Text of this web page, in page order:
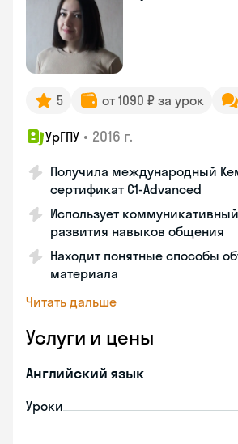
5 от 1090 ₽ за урок
УрГПУ • 2016 г.
Получила международный
сертификат С1-Advanced
Использует
развития навыков общения
Находит понятные способы
материала
Читать дальше
Услуги и цены
Английский язык
Уроки